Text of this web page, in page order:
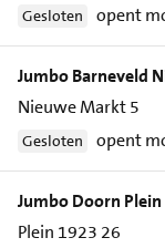
Gesloten opent
Jumbo Barneveld
Nieuwe Markt 5
Gesloten opent
Jumbo Doorn
Plein 1923 26